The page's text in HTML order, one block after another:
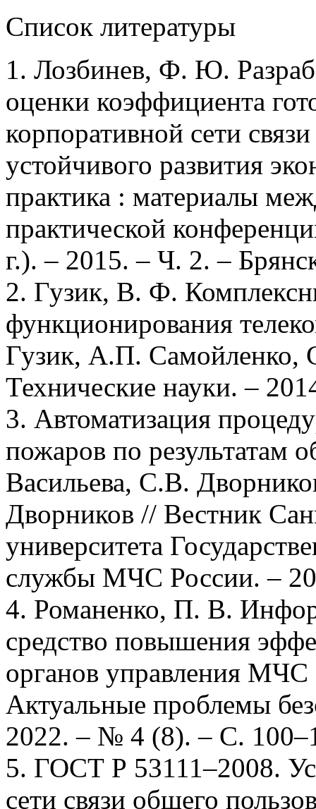
Список литературы
1. Лозбинев, Ф. Ю.
оценки коэффициента
корпоративной сети
устойчивого развития
практика : материалы
практической
г.). – 2015. – Ч. 2. –
2. Гузик, В. Ф.
функционирования
Гузик, А.П.
Технические науки. –
3. Автоматизация
пожаров по результатам
Васильева, С.В.
Дворников // Вестник
университета
службы МЧС России. –
4. Романенко, П. В.
средство повышения
органов управления
Актуальные проблемы
2022. – № 4 (8). – С.
5. ГОСТ Р 53111–2008.
сети связи общего